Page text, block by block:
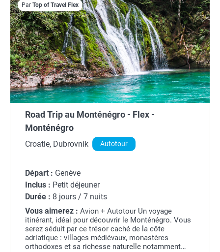
Par Top of Travel Flex
Road Trip au Monténégro - Flex -
Monténégro
Croatie, Dubrovnik Autotour
Départ : Genève
Inclus : Petit déjeuner
Durée : 8 jours / 7 nuits
Vous aimerez : Avion + Autotour Un voyage
itinérant, idéal pour découvrir le Monténégro. Vous
serez séduit par ce trésor caché de la côte
adriatique : villages médiévaux, monastères
orthodoxes et sa richesse naturelle notamment